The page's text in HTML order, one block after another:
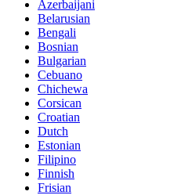
Azerbaijani
Belarusian
Bengali
Bosnian
Bulgarian
Cebuano
Chichewa
Corsican
Croatian
Dutch
Estonian
Filipino
Finnish
Frisian